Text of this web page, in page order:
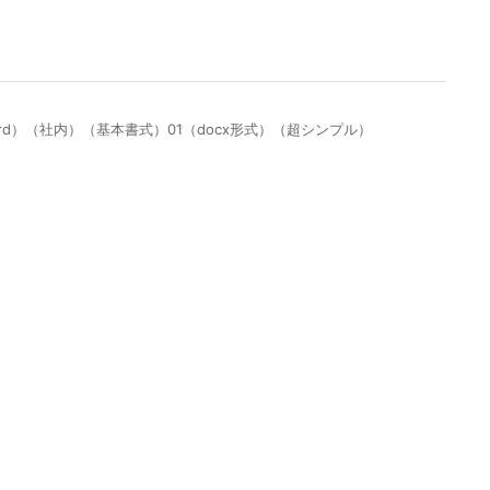
（社内）（基本書式）01（docx形式）（超シンプル）